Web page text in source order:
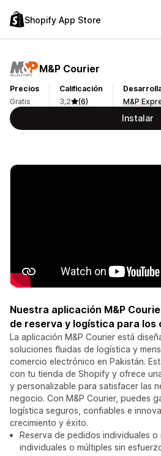
Shopify App Store
M&P Courier
Precios
Gratis
Calificación
3,2
(6)
M&P
Instalar
Nuestra aplicación M&P
de reserva y logística para los
La aplicación M&P Courier está
soluciones fluidas de logística y
comercio electrónico en Pakistán.
con tu tienda de Shopify y ofrece
y personalizable para satisfacer las
negocio. Con M&P Courier, puedes
logística seguros, confiables e
crecimiento y éxito.
Reserva de pedidos individuales
individuales o múltiples sin